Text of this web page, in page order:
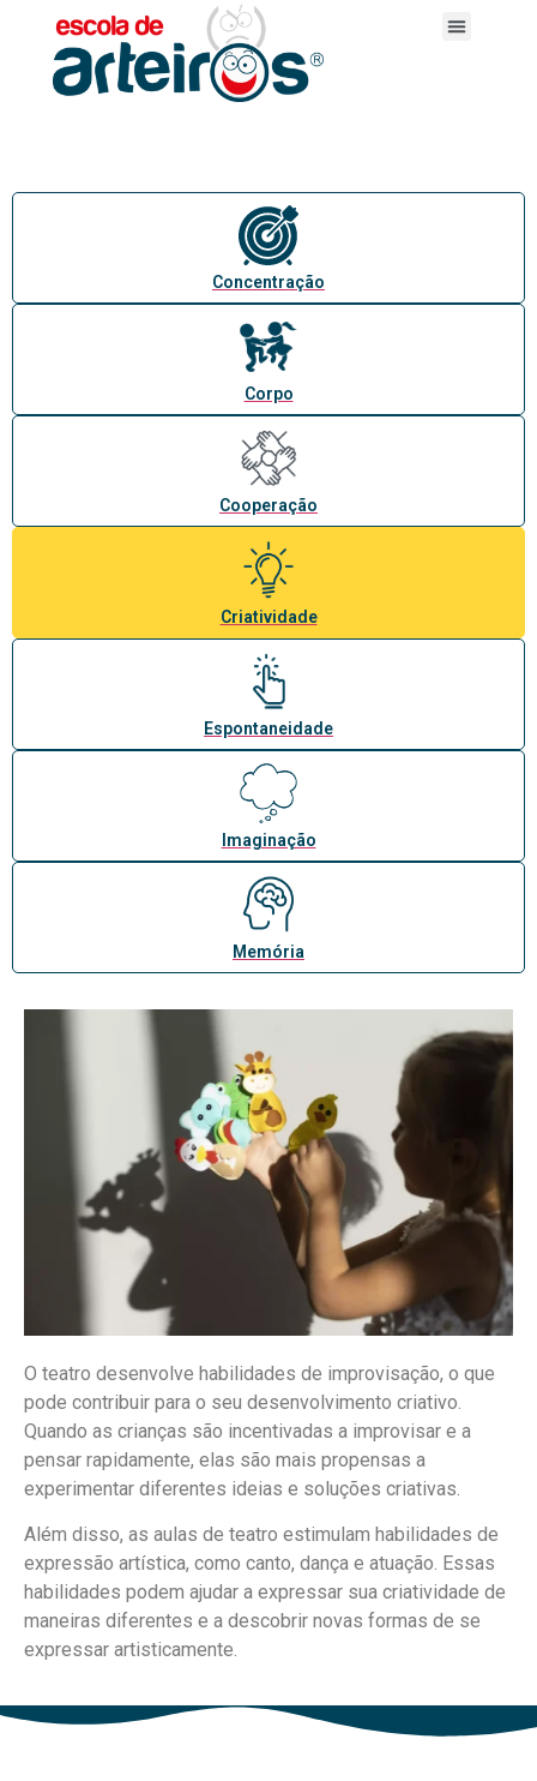
Concentração
Corpo
Cooperação
Criatividade
Espontaneidade
Imaginação
Memória
O teatro desenvolve habilidades de improvisação, o que
pode contribuir para o seu desenvolvimento criativo.
Quando as crianças são incentivadas a improvisar e a
pensar rapidamente, elas são mais propensas a
experimentar diferentes ideias e soluções criativas.
Além disso, as aulas de teatro estimulam habilidades de
expressão artística, como canto, dança e atuação. Essas
habilidades podem ajudar a expressar sua criatividade de
maneiras diferentes e a descobrir novas formas de se
expressar artisticamente.